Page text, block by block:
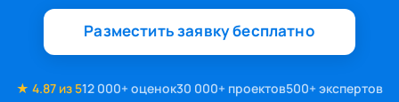
Разместить заявку бесплатно
★ 4.87 из 512 000+ оценок30 000+ проектов500+ экспертов